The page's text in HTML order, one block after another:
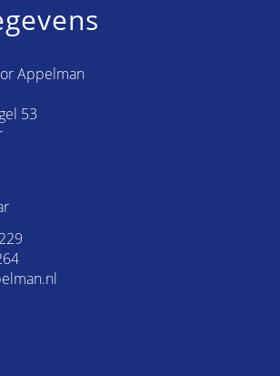
Appelman
53